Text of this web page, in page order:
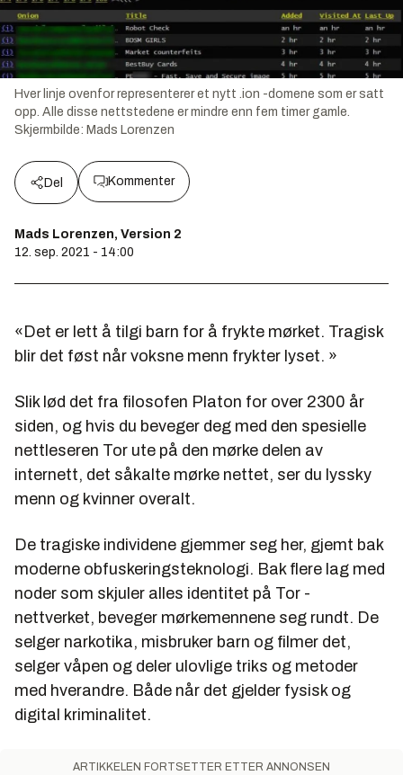
Hver linje ovenfor representerer et nytt .ion -domene som er satt
opp. Alle disse nettstedene er mindre enn fem timer gamle.
Skjermbilde: Mads Lorenzen
Del Kommenter
Mads Lorenzen, Version 2
12. sep. 2021 - 14:00
«Det er lett å tilgi barn for å frykte mørket. Tragisk
blir det føst når voksne menn frykter lyset. »
Slik lød det fra filosofen Platon for over 2300 år
siden, og hvis du beveger deg med den spesielle
nettleseren Tor ute på den mørke delen av
internett, det såkalte mørke nettet, ser du lyssky
menn og kvinner overalt.
De tragiske individene gjemmer seg her, gjemt bak
moderne obfuskeringsteknologi. Bak flere lag med
noder som skjuler alles identitet på Tor -
nettverket, beveger mørkemennene seg rundt. De
selger narkotika, misbruker barn og filmer det,
selger våpen og deler ulovlige triks og metoder
med hverandre. Både når det gjelder fysisk og
digital kriminalitet.
ARTIKKELEN FORTSETTER ETTER ANNONSEN